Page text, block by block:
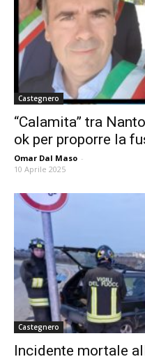
Castegnero
“Calamita” tra
ok per proporre la
Omar Dal Maso -
10 Aprile 2025
Castegnero
Incidente mortale